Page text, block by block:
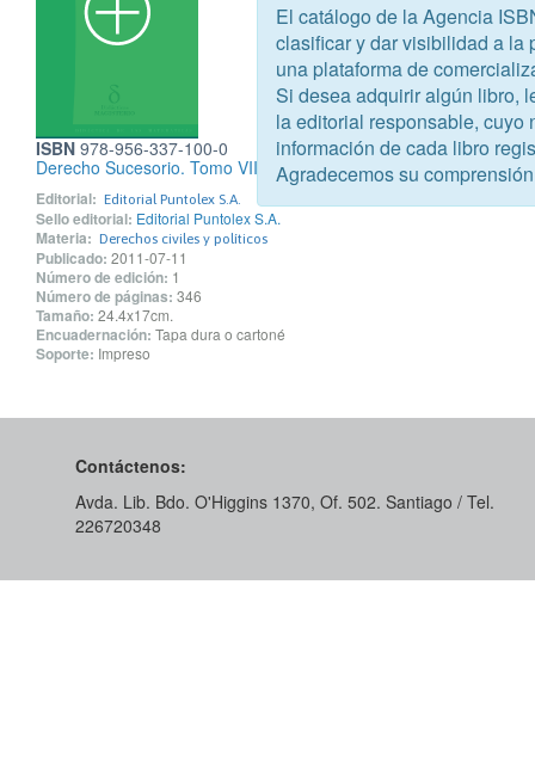
ISBN 978-956-337-100-0
Derecho Sucesorio. Tomo VII
Editorial: Editorial Puntolex S.A.
Sello editorial: Editorial Puntolex S.A.
Materia: Derechos civiles y políticos
Publicado: 2011-07-11
Número de edición: 1
Número de páginas: 346
Tamaño: 24.4x17cm.
Encuadernación: Tapa dura o cartoné
Soporte: Impreso
Contáctenos:
Avda. Lib. Bdo. O'Higgins 1370, Of. 502. Santiago / Tel.
226720348
El catálogo de la Agencia
clasificar y dar visibilidad a la
una plataforma de
Si desea adquirir algún libro,
la editorial responsable, cuyo
información de cada libro
Agradecemos su